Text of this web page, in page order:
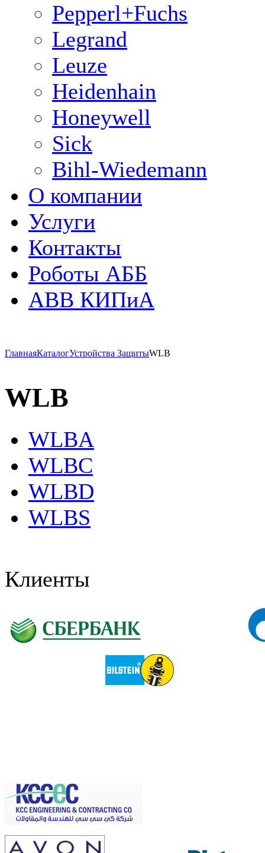
Pepperl+Fuchs
Legrand
Leuze
Heidenhain
Honeywell
Sick
Bihl-Wiedemann
О компании
Услуги
Контакты
Роботы АББ
ABB КИПиА
ГлавнаяКаталогУстройства ЗащитыWLB
WLB
WLBA
WLBC
WLBD
WLBS
Клиенты